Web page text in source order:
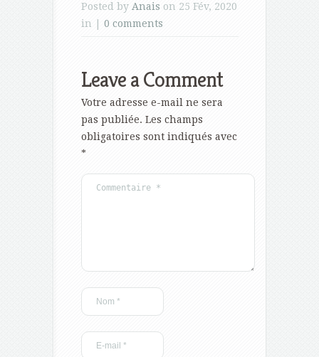
Posted by Anais on 25 Fév, 2020
in | 0 comments
Leave a Comment
Votre adresse e-mail ne sera
pas publiée. Les champs
obligatoires sont indiqués avec
*